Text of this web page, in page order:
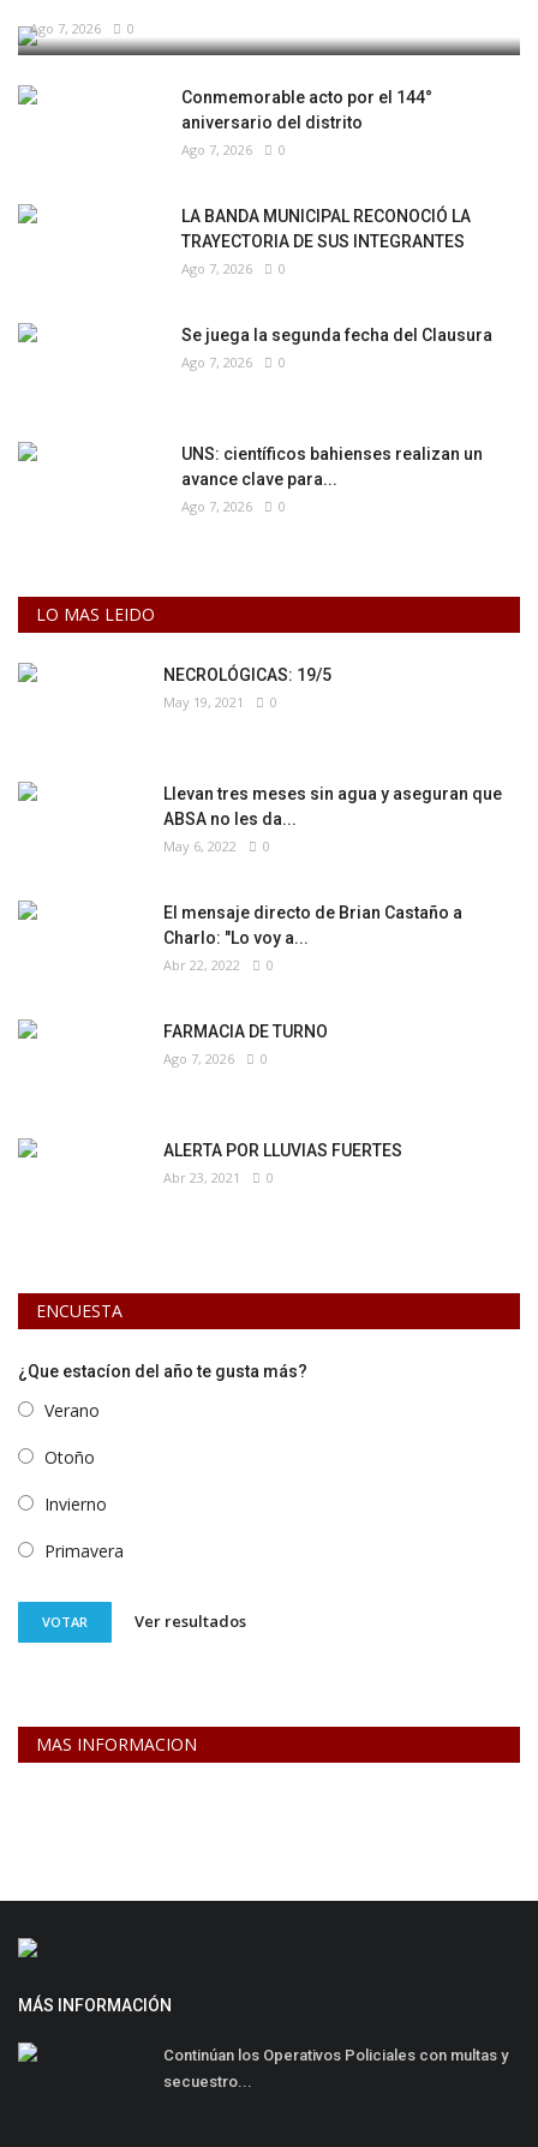
Ago 7, 2026 0
Conmemorable acto por el 144°
aniversario del distrito
Ago 7, 2026 0
LA BANDA MUNICIPAL RECONOCIÓ LA
TRAYECTORIA DE SUS INTEGRANTES
Ago 7, 2026 0
Se juega la segunda fecha del Clausura
Ago 7, 2026 0
UNS: científicos bahienses realizan un
avance clave para...
Ago 7, 2026 0
LO MAS LEIDO
NECROLÓGICAS: 19/5
May 19, 2021 0
Llevan tres meses sin agua y aseguran que
ABSA no les da...
May 6, 2022 0
El mensaje directo de Brian Castaño a
Charlo: "Lo voy a...
Abr 22, 2022 0
FARMACIA DE TURNO
Ago 7, 2026 0
ALERTA POR LLUVIAS FUERTES
Abr 23, 2021 0
ENCUESTA
¿Que estacíon del año te gusta más?
Verano
Otoño
Invierno
Primavera
VOTAR Ver resultados
MAS INFORMACION
MÁS INFORMACIÓN
Continúan los Operativos Policiales con multas y
secuestro...